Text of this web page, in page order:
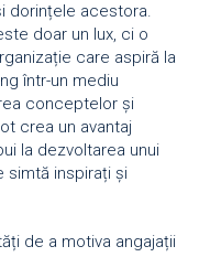
dorințele acestora.
doar un lux, ci o
care aspiră la
într-un mediu
conceptelor și
crea un avantaj
la dezvoltarea unui
simtă inspirați și
de a motiva angajații